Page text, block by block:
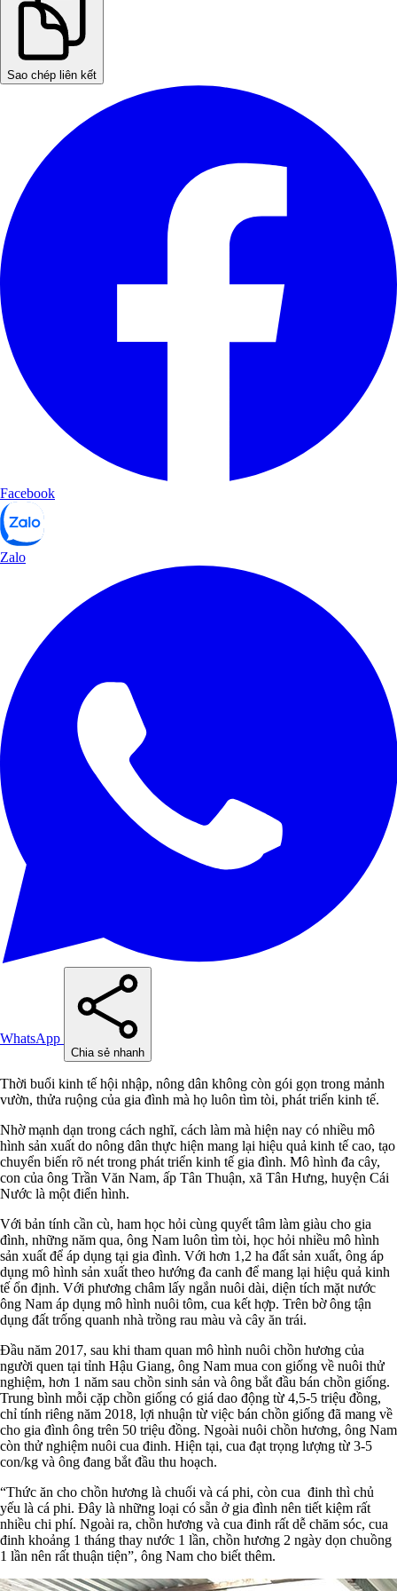
Sao chép liên kết
Facebook
Zalo
WhatsApp
Chia sẻ nhanh
Thời buổi kinh tế hội nhập, nông dân không còn gói gọn trong mảnh
vườn, thửa ruộng của gia đình mà họ luôn tìm tòi, phát triển kinh tế.
Nhờ mạnh dạn trong cách nghĩ, cách làm mà hiện nay có nhiều mô
hình sản xuất do nông dân thực hiện mang lại hiệu quả kinh tế cao, tạo
chuyển biến rõ nét trong phát triển kinh tế gia đình. Mô hình đa cây,
con của ông Trần Văn Nam, ấp Tân Thuận, xã Tân Hưng, huyện Cái
Nước là một điển hình.
Với bản tính cần cù, ham học hỏi cùng quyết tâm làm giàu cho gia
đình, những năm qua, ông Nam luôn tìm tòi, học hỏi nhiều mô hình
sản xuất để áp dụng tại gia đình. Với hơn 1,2 ha đất sản xuất, ông áp
dụng mô hình sản xuất theo hướng đa canh để mang lại hiệu quả kinh
tế ổn định. Với phương châm lấy ngắn nuôi dài, diện tích mặt nước
ông Nam áp dụng mô hình nuôi tôm, cua kết hợp. Trên bờ ông tận
dụng đất trống quanh nhà trồng rau màu và cây ăn trái.
Đầu năm 2017, sau khi tham quan mô hình nuôi chồn hương của
người quen tại tỉnh Hậu Giang, ông Nam mua con giống về nuôi thử
nghiệm, hơn 1 năm sau chồn sinh sản và ông bắt đầu bán chồn giống.
Trung bình mỗi cặp chồn giống có giá dao động từ 4,5-5 triệu đồng,
chỉ tính riêng năm 2018, lợi nhuận từ việc bán chồn giống đã mang về
cho gia đình ông trên 50 triệu đồng. Ngoài nuôi chồn hương, ông Nam
còn thử nghiệm nuôi cua đinh. Hiện tại, cua đạt trọng lượng từ 3-5
con/kg và ông đang bắt đầu thu hoạch.
“Thức ăn cho chồn hương là chuối và cá phi, còn cua đinh thì chủ
yếu là cá phi. Đây là những loại có sẵn ở gia đình nên tiết kiệm rất
nhiều chi phí. Ngoài ra, chồn hương và cua đinh rất dễ chăm sóc, cua
đinh khoảng 1 tháng thay nước 1 lần, chồn hương 2 ngày dọn chuồng
1 lần nên rất thuận tiện”, ông Nam cho biết thêm.